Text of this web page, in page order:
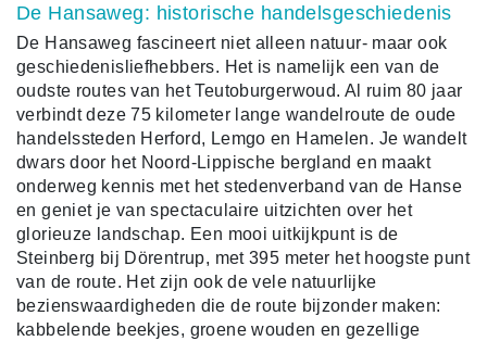
De Hansaweg: historische handelsgeschiedenis
De Hansaweg fascineert niet alleen natuur- maar ook
geschiedenisliefhebbers. Het is namelijk een van de
oudste routes van het Teutoburgerwoud. Al ruim 80 jaar
verbindt deze 75 kilometer lange wandelroute de oude
handelssteden Herford, Lemgo en Hamelen. Je wandelt
dwars door het Noord-Lippische bergland en maakt
onderweg kennis met het stedenverband van de Hanse
en geniet je van spectaculaire uitzichten over het
glorieuze landschap. Een mooi uitkijkpunt is de
Steinberg bij Dörentrup, met 395 meter het hoogste punt
van de route. Het zijn ook de vele natuurlijke
bezienswaardigheden die de route bijzonder maken:
kabbelende beekjes, groene wouden en gezellige